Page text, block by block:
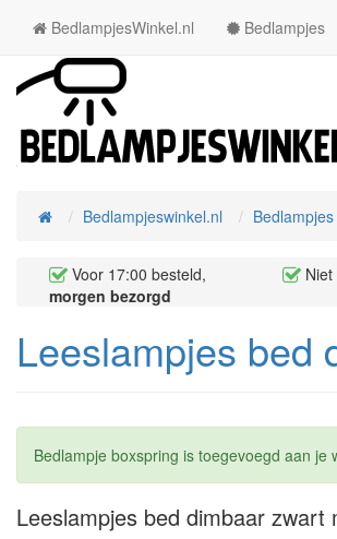
BedlampjesWinkel.nl Bedlampjes
HomeBedlampjeswinkel.nl Bedlampjes
Voor 17:00 besteld,
morgen bezorgd
Leeslampjes bed
Bedlampje boxspring is toegevoegd aan je
Leeslampjes bed dimbaar zwart